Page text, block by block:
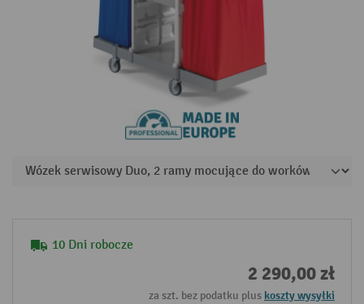
10 Dni robocze
2 290,00 zł
za szt. bez podatku plus koszty wysyłki